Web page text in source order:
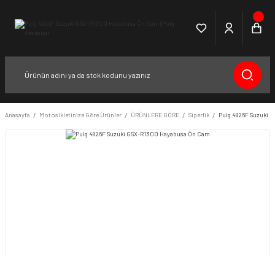
Anasayfa Motosikletinize Göre Ürünler ÜRÜNLERE GÖRE Siperlik Puig 4826F Suzuki